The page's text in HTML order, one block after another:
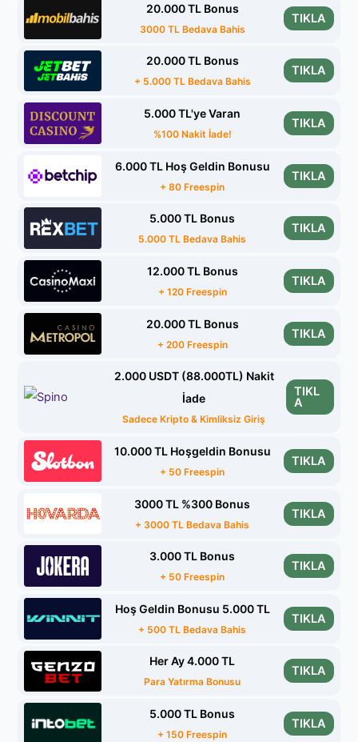
20.000 TL Bonus
3000 TL Bedava Bahis
TIKLA
20.000 TL Bonus
+ 5.000 TL Bedava Bahis
TIKLA
5.000 TL'ye Varan
%100 Nakit İade!
TIKLA
6.000 TL Hoş Geldin Bonusu
+ 80 Freespin
TIKLA
5.000 TL Bonus
5.000 TL Bedava Bahis
TIKLA
12.000 TL Bonus
+ 120 Freespin
TIKLA
20.000 TL Bonus
+ 200 Freespin
TIKLA
2.000 USDT (88.000TL) Nakit
İade
Sadece Kripto & Kimliksiz Giriş
TIKL
A
10.000 TL Hoşgeldin Bonusu
+ 50 Freespin
TIKLA
3000 TL %300 Bonus
+ 3000 TL Bedava Bahis
TIKLA
3.000 TL Bonus
+ 50 Freespin
TIKLA
Hoş Geldin Bonusu 5.000 TL
+ 500 TL Bedava Bahis
TIKLA
Her Ay 4.000 TL
Para Yatırma Bonusu
TIKLA
5.000 TL Bonus
+ 150 Freespin
TIKLA